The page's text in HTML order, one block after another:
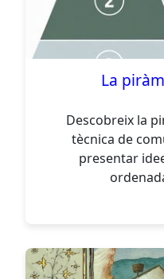
La
Descobreix la
tècnica de
presentar